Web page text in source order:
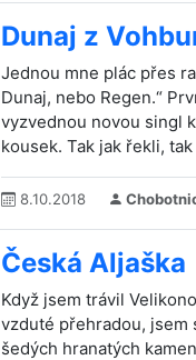
Dunaj z
Jednou mne plác přes
Dunaj, nebo Regen.“
vyzvednou novou singl
kousek. Tak jak řekli,
8.10.2018
Česká Aljaška
Když jsem trávil
vzduté přehradou, jsem
šedých hranatých